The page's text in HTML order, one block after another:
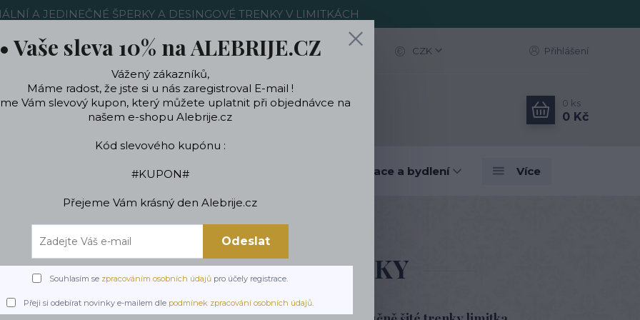
A JEDINEČNÉ ŠPERKY A DESINGOVÉ TRENKY V LIMITKÁCH
Užitečné Informace Kontakty Ochrana soukromí Více CZK Přihlášení
Hledat
0 ks
0 Kč
a doplňky Podle témat a zájmů Designové dekorace a bydlení Více
-set pro něj a pro ni KOČKY
• Vaše sleva 10% na ALEBRIJE.CZ
Vážený zákazníků,
Máme radost, že jste si u nás zaregistroval E-mail !
Vám slevový kupon, který můžete uplatnit při objednávce na
našem e-shopu Alebrije.cz
Kód slevového kupónu :
#KUPON#
Přejeme Vám krásný den Alebrije.cz
Odeslat
Souhlasím se zpracováním osobních údajů pro účely registrace.
Přeji si odebírat novinky e-mailem dle podmínek zpracování osobních údajů.